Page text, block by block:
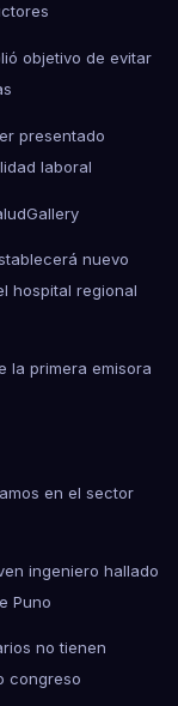
objetivo de evitar
presentado
laboral
Gallery
nuevo
hospital regional
la primera emisora
en el sector
ingeniero hallado
Puno
no tienen
congreso